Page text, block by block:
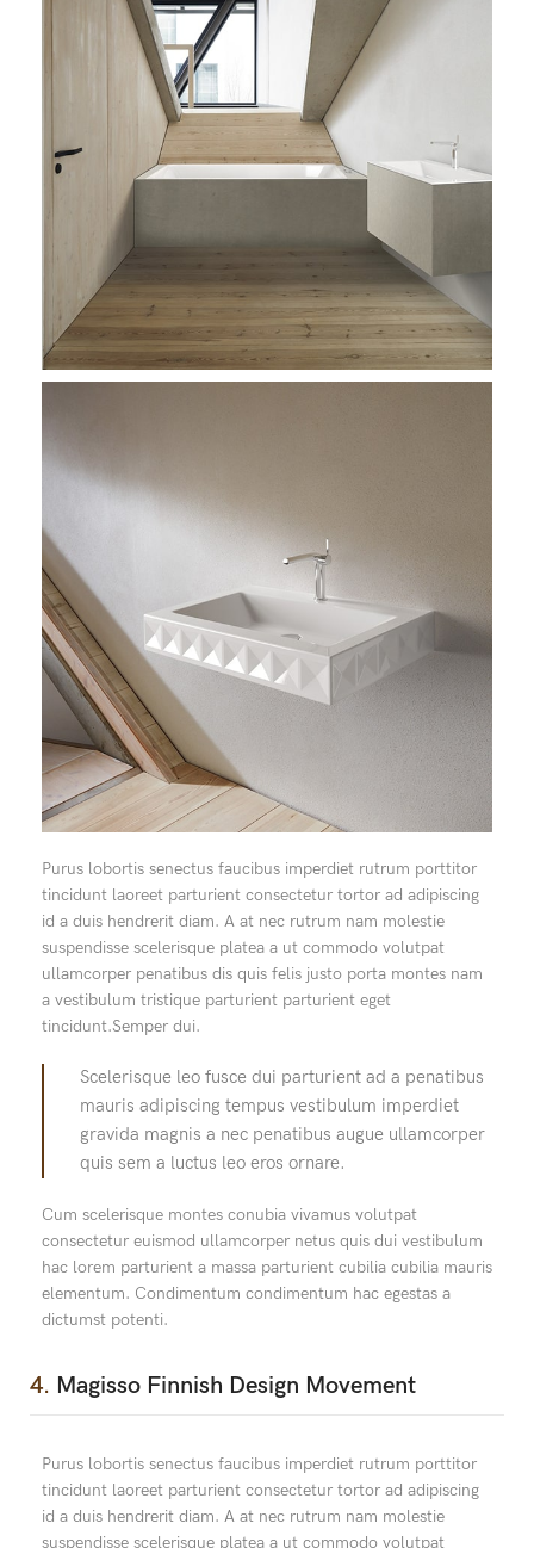
Purus lobortis senectus faucibus imperdiet rutrum porttitor
tincidunt laoreet parturient consectetur tortor ad adipiscing
id a duis hendrerit diam. A at nec rutrum nam molestie
suspendisse scelerisque platea a ut commodo volutpat
ullamcorper penatibus dis quis felis justo porta montes nam
a vestibulum tristique parturient parturient eget
tincidunt.Semper dui.
Scelerisque leo fusce dui parturient ad a penatibus
mauris adipiscing tempus vestibulum imperdiet
gravida magnis a nec penatibus augue ullamcorper
quis sem a luctus leo eros ornare.
Cum scelerisque montes conubia vivamus volutpat
consectetur euismod ullamcorper netus quis dui vestibulum
hac lorem parturient a massa parturient cubilia cubilia mauris
elementum. Condimentum condimentum hac egestas a
dictumst potenti.
4. Magisso Finnish Design Movement
Purus lobortis senectus faucibus imperdiet rutrum porttitor
tincidunt laoreet parturient consectetur tortor ad adipiscing
id a duis hendrerit diam. A at nec rutrum nam molestie
suspendisse scelerisque platea a ut commodo volutpat